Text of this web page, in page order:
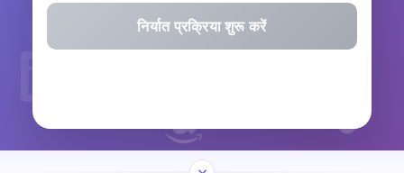
निर्यात प्रक्रिया शुरू करें